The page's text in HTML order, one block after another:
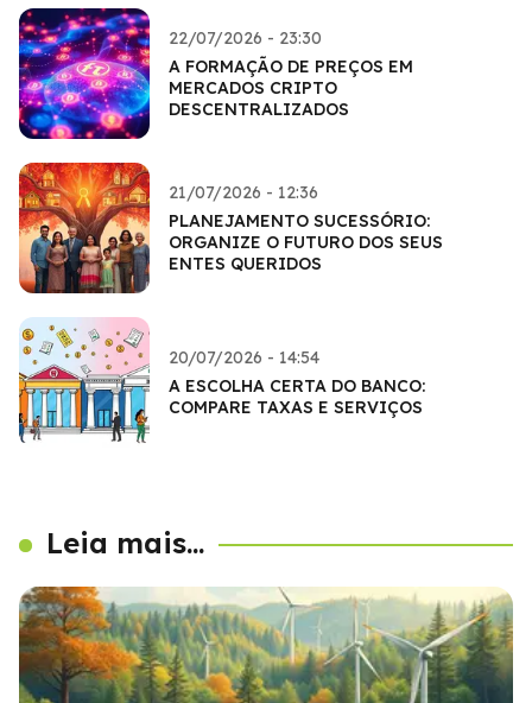
22/07/2026 - 23:30
A FORMAÇÃO DE PREÇOS EM
MERCADOS CRIPTO
DESCENTRALIZADOS
21/07/2026 - 12:36
PLANEJAMENTO SUCESSÓRIO:
ORGANIZE O FUTURO DOS SEUS
ENTES QUERIDOS
20/07/2026 - 14:54
A ESCOLHA CERTA DO BANCO:
COMPARE TAXAS E SERVIÇOS
Leia mais...